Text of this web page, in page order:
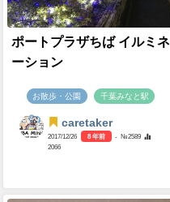
ポートプラザちば イルミネ
ーション
お散歩・公園 千葉みなと駅
caretaker
2017/12/26 8 年前
- №2589
2066